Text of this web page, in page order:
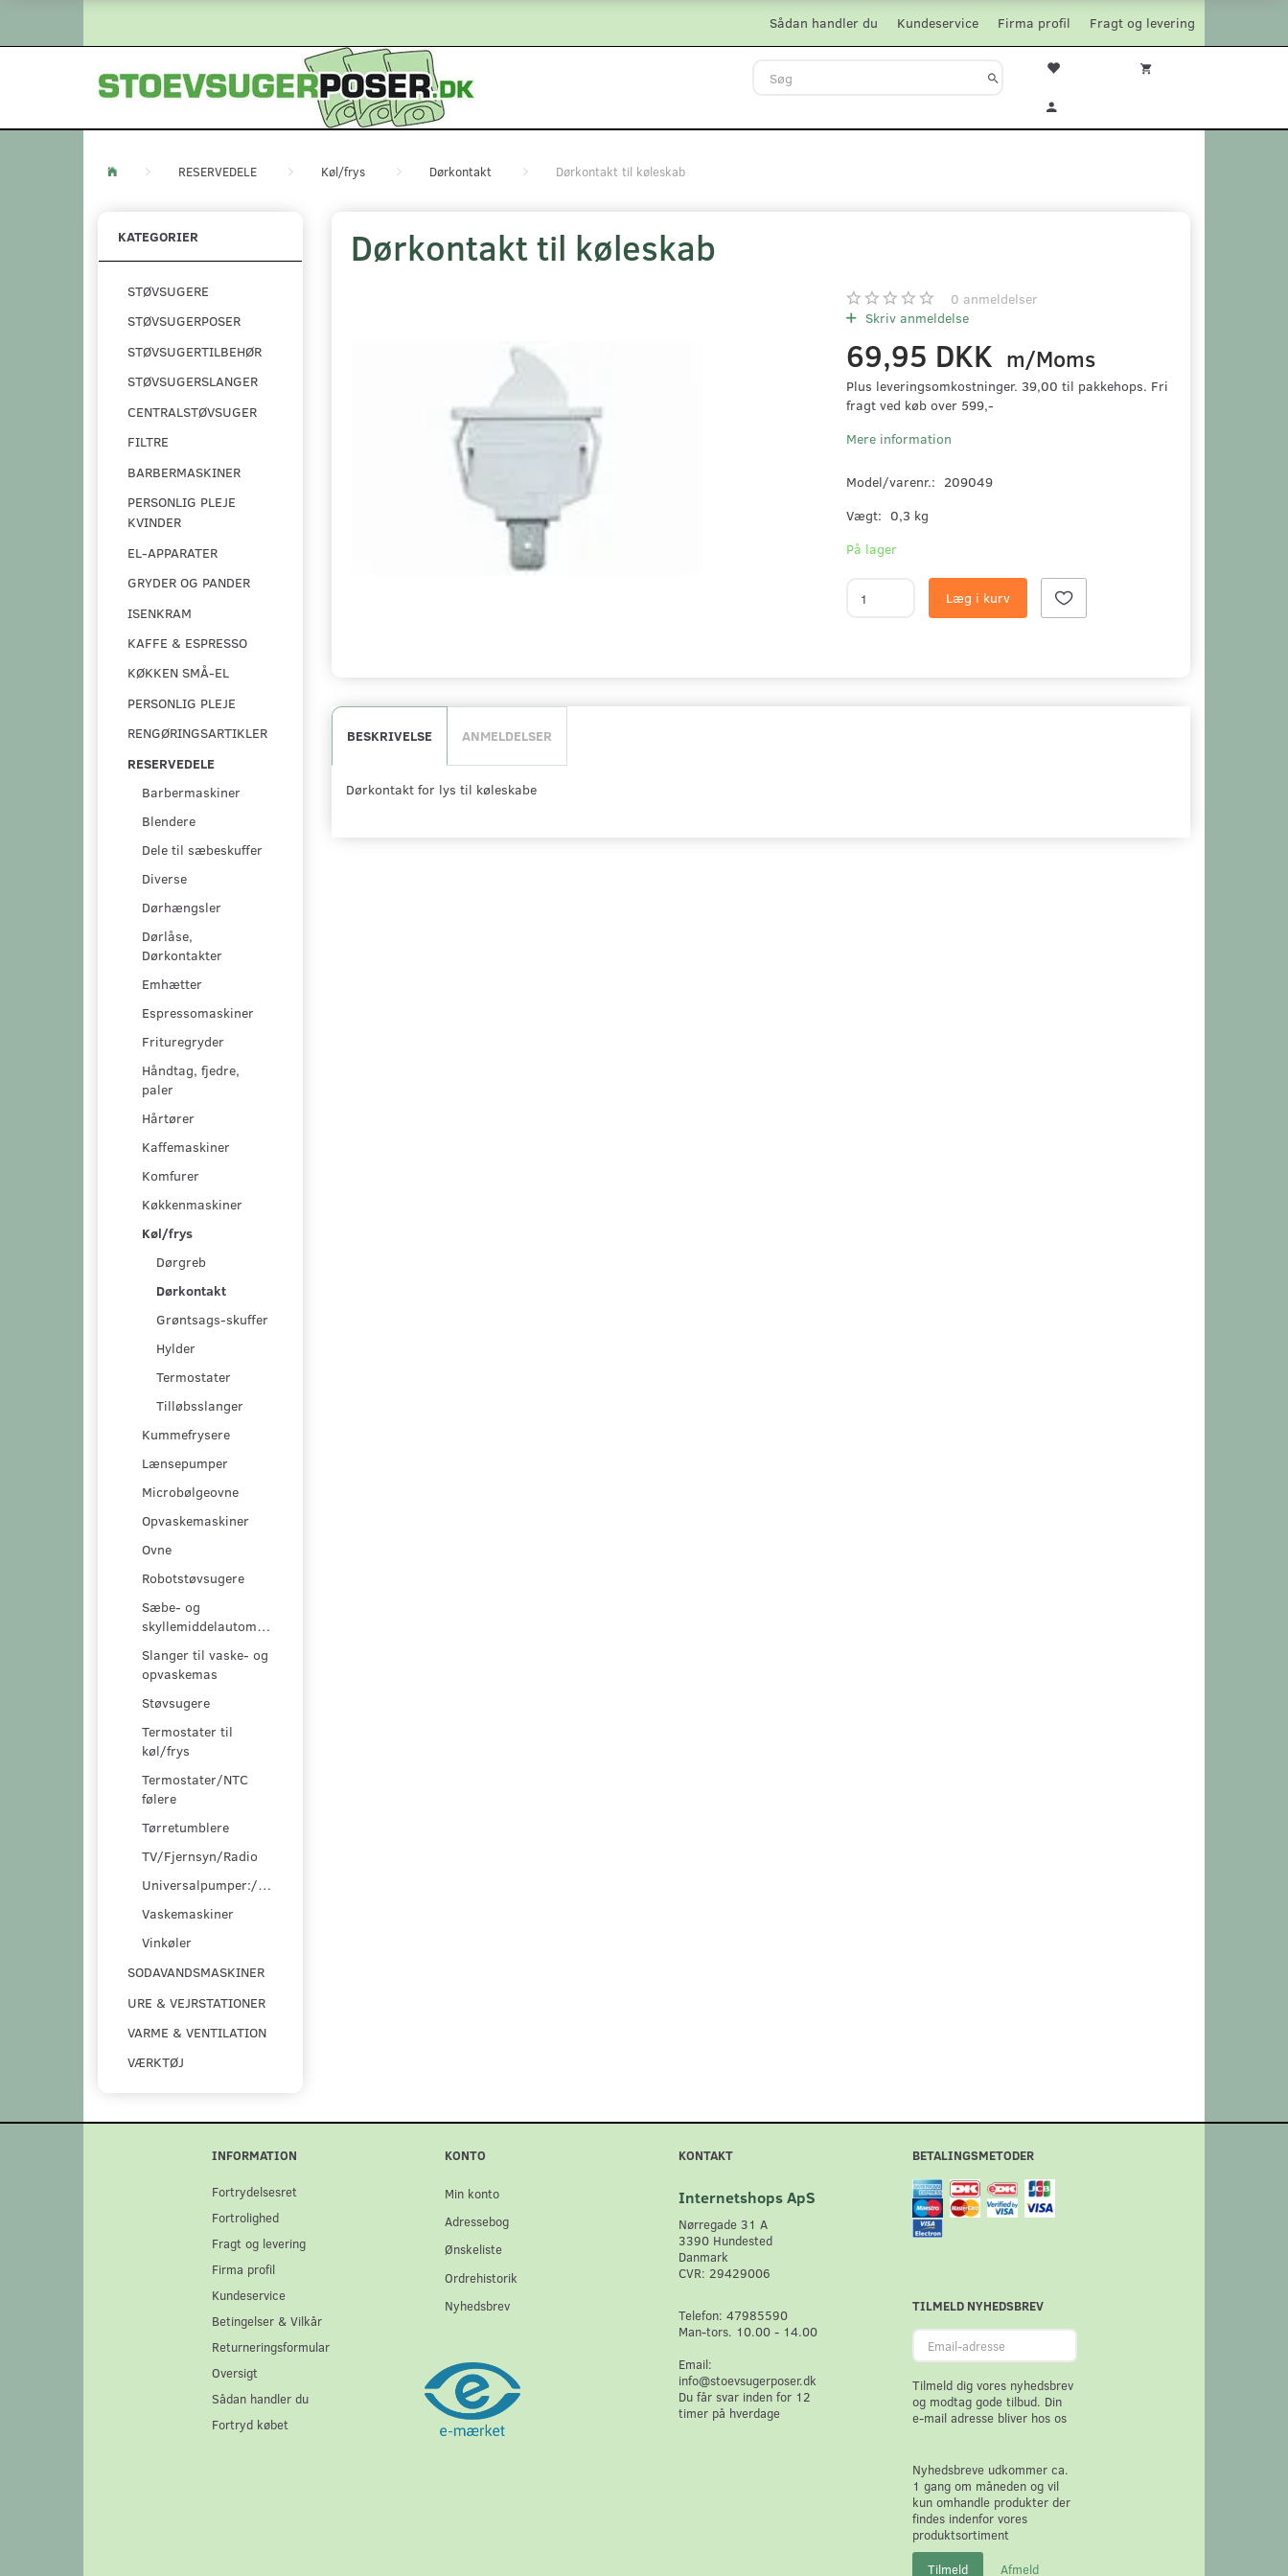
Fragt og levering
Firma profil
Kundeservice
Sådan handler du
RESERVEDELE Køl/frys Dørkontakt Dørkontakt til køleskab
KATEGORIER
STØVSUGERE
STØVSUGERPOSER
STØVSUGERTILBEHØR
STØVSUGERSLANGER
CENTRALSTØVSUGER
FILTRE
BARBERMASKINER
PERSONLIG PLEJE
KVINDER
EL-APPARATER
GRYDER OG PANDER
ISENKRAM
KAFFE & ESPRESSO
KØKKEN SMÅ-EL
PERSONLIG PLEJE
RENGØRINGSARTIKLER
RESERVEDELE
Barbermaskiner
Blendere
Dele til sæbeskuffer
Diverse
Dørhængsler
Dørlåse,
Dørkontakter
Emhætter
Espressomaskiner
Frituregryder
Håndtag, fjedre,
paler
Hårtører
Kaffemaskiner
Komfurer
Køkkenmaskiner
Køl/frys
Dørgreb
Dørkontakt
Grøntsags-skuffer
Hylder
Termostater
Tilløbsslanger
Kummefrysere
Lænsepumper
Microbølgeovne
Opvaskemaskiner
Ovne
Robotstøvsugere
Sæbe- og
skyllemiddelautomater
Slanger til vaske- og
opvaskemas
Støvsugere
Termostater til
køl/frys
Termostater/NTC
følere
Tørretumblere
TV/Fjernsyn/Radio
Universalpumper:/pumpesæt
Vaskemaskiner
Vinkøler
SODAVANDSMASKINER
URE & VEJRSTATIONER
VARME & VENTILATION
VÆRKTØJ
Dørkontakt til køleskab
0 anmeldelser
Skriv anmeldelse
69,95 DKK m/Moms
Plus leveringsomkostninger. 39,00 til pakkehops. Fri
fragt ved køb over 599,-
Mere information
Model/varenr.: 209049
Vægt: 0,3 kg
På lager
Læg i kurv
BESKRIVELSE ANMELDELSER
Dørkontakt for lys til køleskabe
INFORMATION
Fortrydelsesret
Fortrolighed
Fragt og levering
Firma profil
Kundeservice
Betingelser & Vilkår
Returneringsformular
Oversigt
Sådan handler du
Fortryd købet
KONTO
Min konto
Adressebog
Ønskeliste
Ordrehistorik
Nyhedsbrev
KONTAKT
Internetshops ApS
Nørregade 31 A
3390 Hundested
Danmark
CVR: 29429006
Telefon: 47985590
Man-tors. 10.00 - 14.00
Email:
info@stoevsugerposer.dk
Du får svar inden for 12
timer på hverdage
BETALINGSMETODER
TILMELD NYHEDSBREV
Email-
adresse
Tilmeld dig vores nyhedsbrev
og modtag gode tilbud. Din
e-mail adresse bliver hos os
Nyhedsbreve udkommer ca.
1 gang om måneden og vil
kun omhandle produkter der
findes indenfor vores
produktsortiment
Tilmeld Afmeld